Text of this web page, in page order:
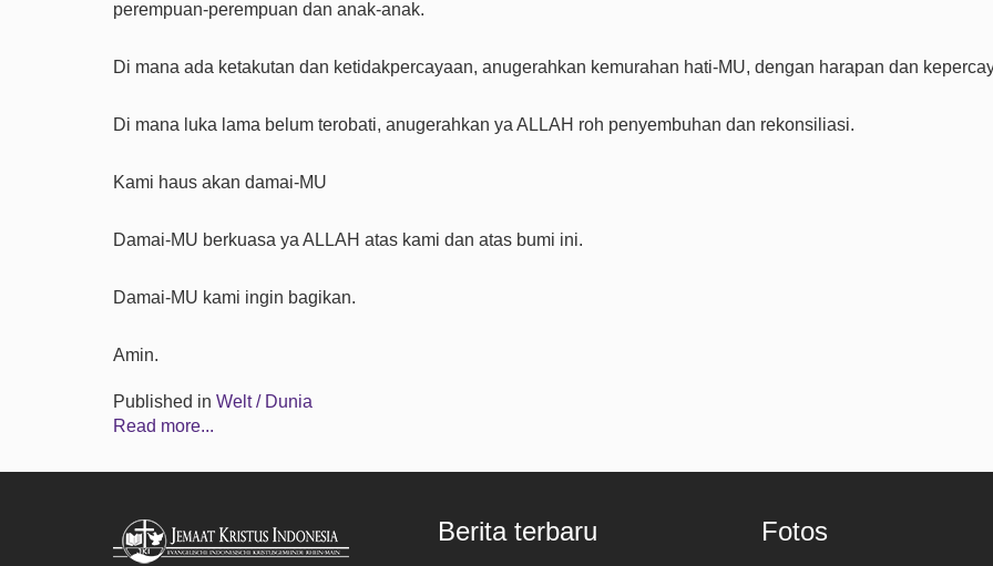
perempuan-perempuan dan anak-anak.
Di mana ada ketakutan dan ketidakpercayaan, anugerahkan kemurahan hati-MU, dengan harapan dan
Di mana luka lama belum terobati, anugerahkan ya ALLAH roh penyembuhan dan rekonsiliasi.
Kami haus akan damai-MU
Damai-MU berkuasa ya ALLAH atas kami dan atas bumi ini.
Damai-MU kami ingin bagikan.
Amin.
Published in Welt / Dunia
Read more...
Berita terbaru Fotos